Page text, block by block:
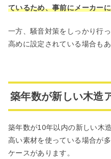
ているため、事前にメーカー
一方、騒音対策をしっかり行
高めに設定されている場合もあ
築年数が新しい木造
築年数が10年以内の新しい木
高い素材を使っている場合が
ケースがあります。